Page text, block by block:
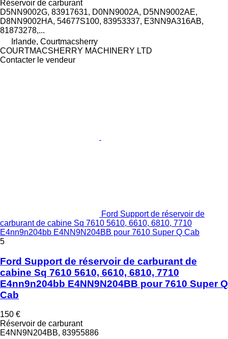
Réservoir de carburant
D5NN9002G, 83917631, D0NN9002A, D5NN9002AE,
D8NN9002HA, 54677S100, 83953337, E3NN9A316AB,
81873278,...
Irlande, Courtmacsherry
COURTMACSHERRY MACHINERY LTD
Contacter le vendeur
Ford Support de réservoir de
carburant de cabine Sq 7610 5610, 6610, 6810, 7710
E4nn9n204bb E4NN9N204BB pour 7610 Super Q Cab
5
Ford Support de réservoir de carburant de
cabine Sq 7610 5610, 6610, 6810, 7710
E4nn9n204bb E4NN9N204BB pour 7610 Super Q
Cab
150 €
Réservoir de carburant
E4NN9N204BB, 83955886